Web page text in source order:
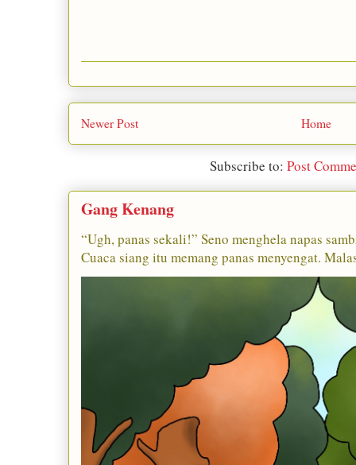
Newer Post Home
Subscribe to:Post
Gang Kenang
“Ugh, panas sekali!” Seno menghela napas
Cuaca siang itu memang panas menyengat.